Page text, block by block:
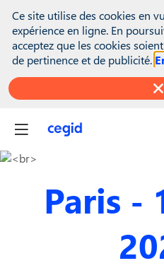
Paris -
Ce site utilise des cookies en
expérience en ligne. En
acceptez que les cookies
de pertinence et de publicité.
var inwink = global.inwink || {};
inwink.tracking =
inwink.tracking.trackers || [];
script: { id : "mytracker",
didInit = false;\r\n function
false) {\r\n didInit = true;\r\n
}\r\n }\r\n var s =
'text/javascript';\r\n s.async =
'//munchkin.marketo.net/
= function() {\r\n if
s.onload = initMunchkin;\r\n
[0].appendChild(s);\r\n})();' },
(inwink.trackingStatus)